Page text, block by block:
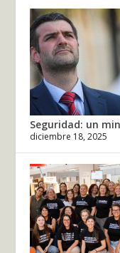
Seguridad: un
diciembre 18, 2025